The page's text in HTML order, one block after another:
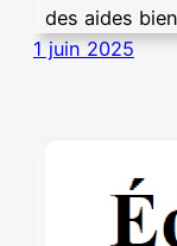
des aides
1 juin 2025